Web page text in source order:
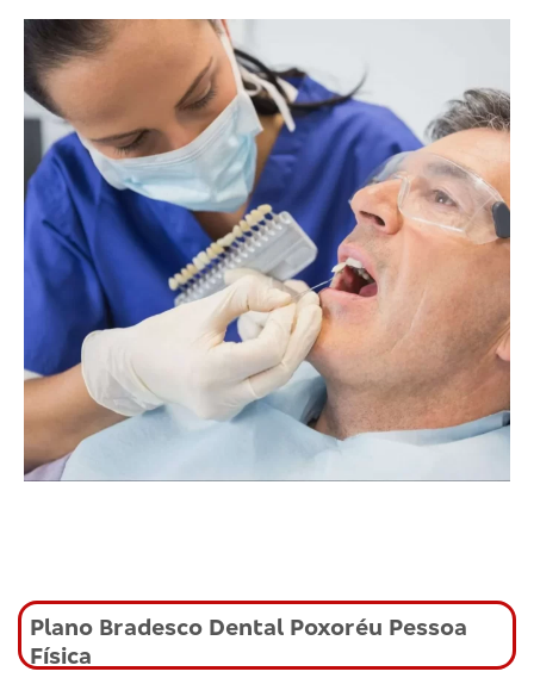
Plano Bradesco Dental Poxoréu Pessoa
Física